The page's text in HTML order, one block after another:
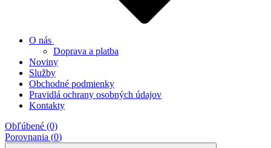
O nás
Doprava a platba
Noviny
Služby
Obchodné podmienky
Pravidlá ochrany osobných údajov
Kontakty
Obľúbené (0)
Porovnania (0)